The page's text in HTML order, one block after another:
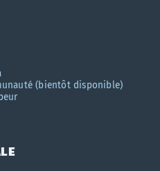
(bientôt disponible)